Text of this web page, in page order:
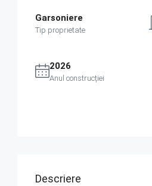
Garsoniere
Tip proprietate
2026
Anul construcției
Descriere